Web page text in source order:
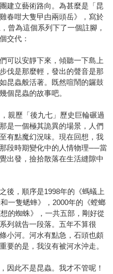
建立藝術路向。為甚麼是「昆
春咁大隻曱甴兩頭岳》，寫於
曾為這個系列下了一個註腳，
交代：
可以安靜下來，傾聽一下島上
伐是那麼輕，發出的聲音是那
昆蟲般活著。既然喧鬧的鑼鼓
個昆蟲的故事吧。
親歷「後九七」歷史巨輪碾過
是一個極其詭異的場景，人們
有點魔幻況味。現在回想，我
段時期變化中的人情物理──當
出發，撿拾散落在生活縫隙中
後，順序是1998年的《螞蟻上
一隻蟋蟀》，2000年的《螳螂
的蜘蛛》，一共五部，剛好從
列就告一段落。五年不算很
小河。河水有點急，石頭也頗
要的是，我沒有被河水沖走。
因此不是昆蟲。我才不管呢！